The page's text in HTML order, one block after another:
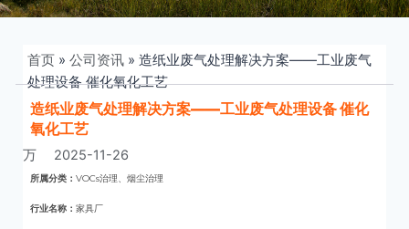
首页 » 公司资讯 » 造纸业废气处理解决方案——工业废气
处理设备 催化氧化工艺
造纸业废气处理解决方案——工业废气处理设备 催化
氧化工艺
万 2025-11-26
所属分类： VOCs治理、烟尘治理
行业名称： 家具厂